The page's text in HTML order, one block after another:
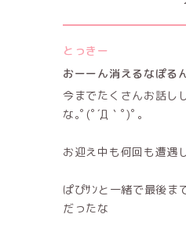
とっきー
おーーん消えるなぽる
今までたくさんお話し
な｡ﾟ(ﾟ´Д｀ﾟ)ﾟ｡
お迎え中も何回も遭遇
ぱぴｻﾝと一緒で最後ま
だったな